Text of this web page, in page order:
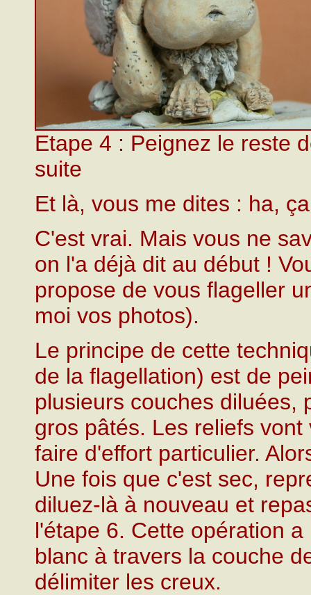
Etape 4 : Peignez le reste
suite
Et là, vous me dites : ha,
C'est vrai. Mais vous ne
on l'a déjà dit au début !
propose de vous flageller
moi vos photos).
Le principe de cette
de la flagellation) est de
plusieurs couches diluées,
gros pâtés. Les reliefs
faire d'effort particulier.
Une fois que c'est sec,
diluez-là à nouveau et
l'étape 6. Cette opération
blanc à travers la couche
délimiter les creux.